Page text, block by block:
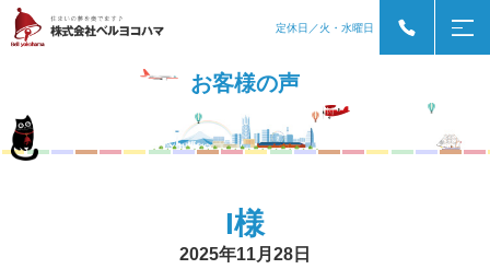
定休日／火・水曜日
お客様の声
I様
2025年11月28日